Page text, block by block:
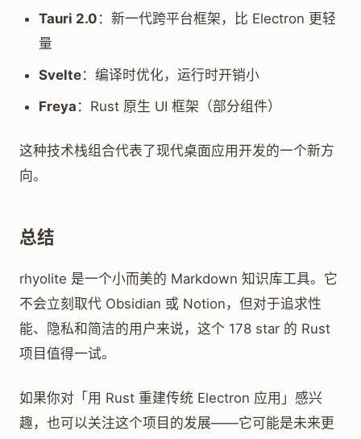
Tauri 2.0 ：新一代跨平台框架，比 Electron 更轻
量
Svelte：编译时优化，运行时开销小
Freya ：Rust 原生 UI 框架（部分组件）
这种技术栈组合代表了现代桌面应用开发的一个新方
向。
总结
rhyolite 是一个小而美的 Markdown 知识库工具。它
不会立刻取代 Obsidian 或 Notion，但对于追求性
能、隐私和简洁的用户来说，这个 178 star 的 Rust
项目值得一试。
如果你对「用 Rust 重建传统 Electron 应用」感兴
趣，也可以关注这个项目的发展——它可能是未来更